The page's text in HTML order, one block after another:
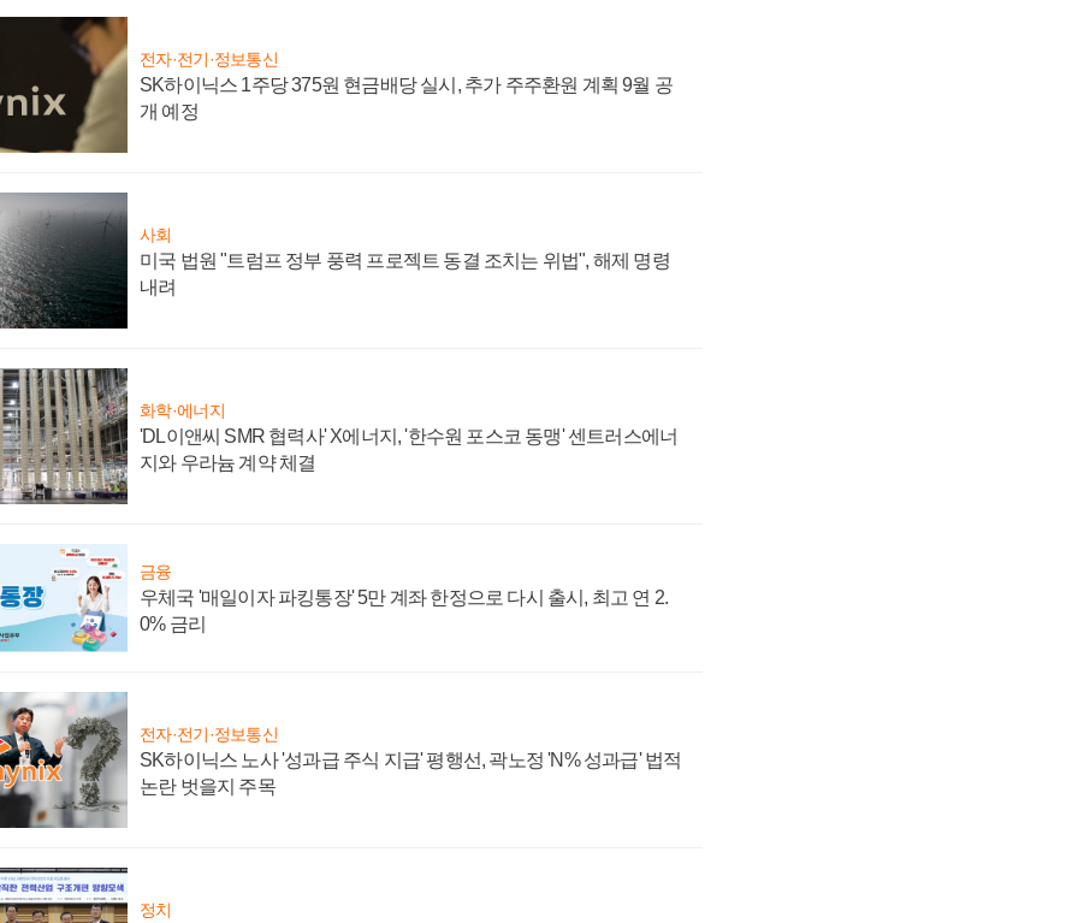
전자·전기·정보통신
SK하이닉스 1주당 375원 현금배당 실시, 추가 주주환원 계획 9월 공
개 예정
사회
미국 법원 "트럼프 정부 풍력 프로젝트 동결 조치는 위법", 해제 명령
내려
화학·에너지
'DL이앤씨 SMR 협력사' X에너지, '한수원 포스코 동맹' 센트러스에너
지와 우라늄 계약 체결
금융
우체국 '매일이자 파킹통장' 5만 계좌 한정으로 다시 출시, 최고 연 2.
0% 금리
전자·전기·정보통신
SK하이닉스 노사 '성과급 주식 지급' 평행선, 곽노정 'N% 성과급' 법적
논란 벗을지 주목
정치